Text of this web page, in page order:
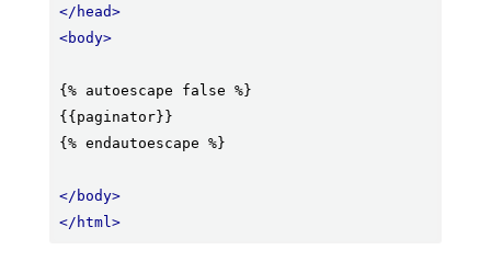
</head>
<body>
{% autoescape false %}
{{paginator}}
{% endautoescape %}
</body>
</html>